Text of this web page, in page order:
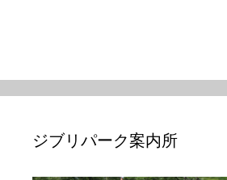
ジブリパーク案内所